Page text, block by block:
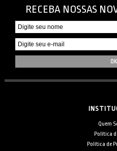
RECEBA NOSSAS
Quem
Política
Política de